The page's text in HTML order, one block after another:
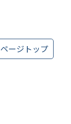
ページトップ